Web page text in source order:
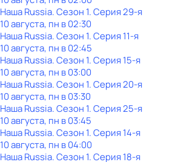
Наша Russia. Сезон 1. Серия 29-я
10 августа, пн в 02:30
Наша Russia. Сезон 1. Серия 11-я
10 августа, пн в 02:45
Наша Russia. Сезон 1. Серия 15-я
10 августа, пн в 03:00
Наша Russia. Сезон 1. Серия 20-я
10 августа, пн в 03:30
Наша Russia. Сезон 1. Серия 25-я
10 августа, пн в 03:45
Наша Russia. Сезон 1. Серия 14-я
10 августа, пн в 04:00
Наша Russia. Сезон 1. Серия 18-я